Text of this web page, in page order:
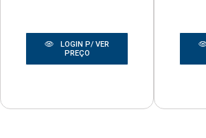
LOGIN P/ VER
PREÇO